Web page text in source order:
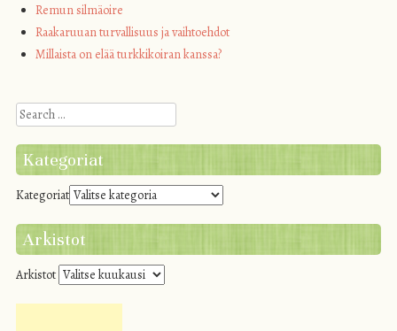
Remun silmäoire
Raakaruuan turvallisuus ja vaihtoehdot
Millaista on elää turkkikoiran kanssa?
Search
Kategoriat
Kategoriat
Arkistot
Arkistot